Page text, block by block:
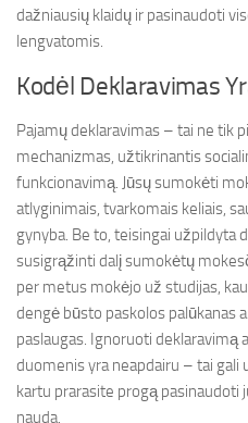
dažniausių klaidų ir pasinaudoti
lengvatomis.
Kodėl Deklaravimas
Pajamų deklaravimas – tai ne tik
mechanizmas, užtikrinantis
funkcionavimą. Jūsų sumokėti
atlyginimais, tvarkomais keliais,
gynyba. Be to, teisingai užpildyta
susigrąžinti dalį sumokėtų
per metus mokėjo už studijas,
dengė būsto paskolos palūkanas
paslaugas. Ignoruoti deklaravimą
duomenis yra neapdairu – tai gali
kartu prarasite progą pasinaudoti
nauda.